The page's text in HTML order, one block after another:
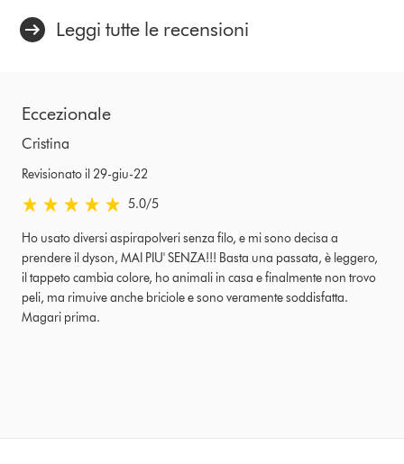
Leggi tutte le recensioni
Eccezionale
Cristina
Revisionato il 29-giu-22
5.0 stelle su 5 da Revisionato il 29-giu-22 Ratings
5.0/5
Ho usato diversi aspirapolveri senza filo, e mi sono decisa a
prendere il dyson, MAI PIU' SENZA!!! Basta una passata, è leggero,
il tappeto cambia colore, ho animali in casa e finalmente non trovo
peli, ma rimuive anche briciole e sono veramente soddisfatta.
Magari prima.